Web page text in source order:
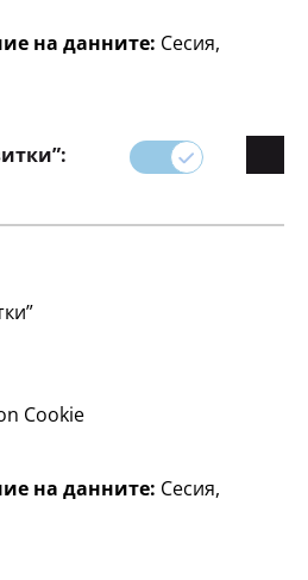
и щастлив живот.
подбрани, за да
на данните: Сесия,
Cookie
на данните: Сесия,